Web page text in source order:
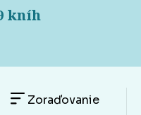
kníh
Zoraďovanie